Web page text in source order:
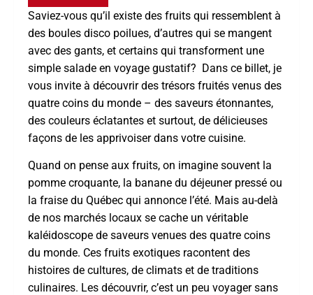
Saviez-vous qu’il existe des fruits qui ressemblent à
des boules disco poilues, d’autres qui se mangent
avec des gants, et certains qui transforment une
simple salade en voyage gustatif? Dans ce billet, je
vous invite à découvrir des trésors fruités venus des
quatre coins du monde – des saveurs étonnantes,
des couleurs éclatantes et surtout, de délicieuses
façons de les apprivoiser dans votre cuisine.
Quand on pense aux fruits, on imagine souvent la
pomme croquante, la banane du déjeuner pressé ou
la fraise du Québec qui annonce l’été. Mais au-delà
de nos marchés locaux se cache un véritable
kaléidoscope de saveurs venues des quatre coins
du monde. Ces fruits exotiques racontent des
histoires de cultures, de climats et de traditions
culinaires. Les découvrir, c’est un peu voyager sans